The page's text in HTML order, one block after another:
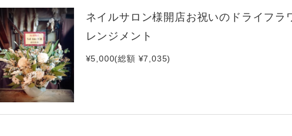
ネイルサロン様開店お祝いのドライフラ
レンジメント
¥5,000(総額 ¥7,035)